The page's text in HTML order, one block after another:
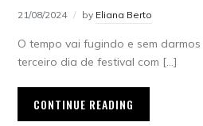
21/08/2024 by Eliana Berto
O tempo vai fugindo e sem
terceiro dia de festival com […]
CONTINUE READING